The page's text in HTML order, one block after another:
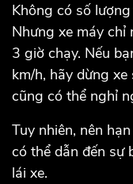
Không có số
Nhưng xe máy chỉ
3 giờ chạy. Nếu
km/h, hãy dừng
cũng có thể nghỉ
Tuy nhiên, nên
có thể dẫn đến sự
lái xe.